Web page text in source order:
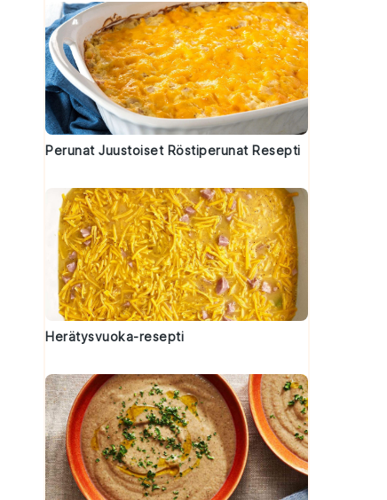
Perunat Juustoiset Röstiperunat Resepti
Herätysvuoka-resepti